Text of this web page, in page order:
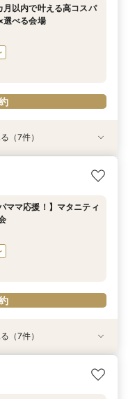
日で完結】
月以内で叶える高コスパ
選べる会場
ママ応援！】マタニティ
なものだけ】ぴったり見
万優待
＋少人数会食検討の方必
ィ
嫁大絶賛♪☆リゾート挙
相談会☆
ロン見学付き相談会♪ブ
特典も】
婚式を挙げよう☆平日挙
10,000円・さらにご成
ープレゼントキャン
で完結】
（7件）
ママ応援！】マタニティ
なものだけ】ぴったり見
万優待
＋少人数会食検討の方必
ィ
以内で叶える高コスパ
べる会場
嫁大絶賛♪☆リゾート挙
相談会☆
ロン見学付き相談会♪ブ
特典も】
婚式を挙げよう☆平日挙
10,000円・さらにご成
ープレゼントキャン
（7件）